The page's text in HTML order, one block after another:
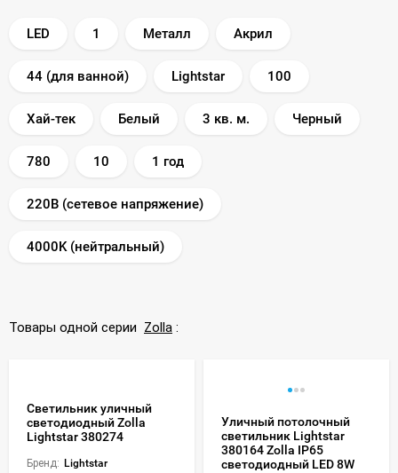
LED 1 Металл Акрил
44 (для ванной) Lightstar 100
Хай-тек Белый 3 кв. м. Черный
780 10 1 год
220В (сетевое напряжение)
4000K (нейтральный)
Товары одной серии Zolla :
Светильник уличный
светодиодный Zolla
Lightstar 380274
Бренд: Lightstar
Уличный потолочный
светильник Lightstar
380164 Zolla IP65
светодиодный LED 8W